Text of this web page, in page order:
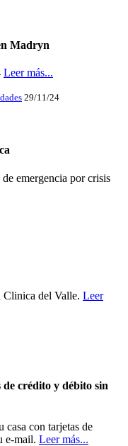
Madryn
Leer más...
29/11/24
emergencia por crisis
Clinica del Valle. Leer
crédito y débito sin
casa con tarjetas de
e-mail. Leer más...